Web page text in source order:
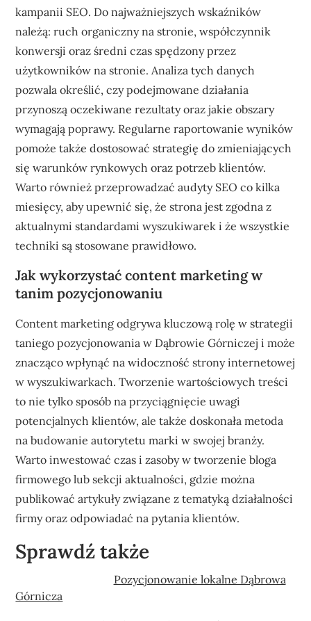
kampanii SEO. Do najważniejszych wskaźników
należą: ruch organiczny na stronie, współczynnik
konwersji oraz średni czas spędzony przez
użytkowników na stronie. Analiza tych danych
pozwala określić, czy podejmowane działania
przynoszą oczekiwane rezultaty oraz jakie obszary
wymagają poprawy. Regularne raportowanie wyników
pomoże także dostosować strategię do zmieniających
się warunków rynkowych oraz potrzeb klientów.
Warto również przeprowadzać audyty SEO co kilka
miesięcy, aby upewnić się, że strona jest zgodna z
aktualnymi standardami wyszukiwarek i że wszystkie
techniki są stosowane prawidłowo.
Jak wykorzystać content marketing w
tanim pozycjonowaniu
Content marketing odgrywa kluczową rolę w strategii
taniego pozycjonowania w Dąbrowie Górniczej i może
znacząco wpłynąć na widoczność strony internetowej
w wyszukiwarkach. Tworzenie wartościowych treści
to nie tylko sposób na przyciągnięcie uwagi
potencjalnych klientów, ale także doskonała metoda
na budowanie autorytetu marki w swojej branży.
Warto inwestować czas i zasoby w tworzenie bloga
firmowego lub sekcji aktualności, gdzie można
publikować artykuły związane z tematyką działalności
firmy oraz odpowiadać na pytania klientów.
Sprawdź także
Pozycjonowanie lokalne Dąbrowa
Górnicza